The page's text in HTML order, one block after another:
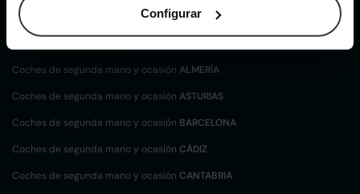
Configurar
Coches de segunda mano y ocasiónALBACETE
Coches de segunda mano y ocasión ALMERÍA
Coches de segunda mano y ocasión ASTURIAS
Coches de segunda mano y ocasión BARCELONA
Coches de segunda mano y ocasión CÁDIZ
Coches de segunda mano y ocasión CANTABRIA